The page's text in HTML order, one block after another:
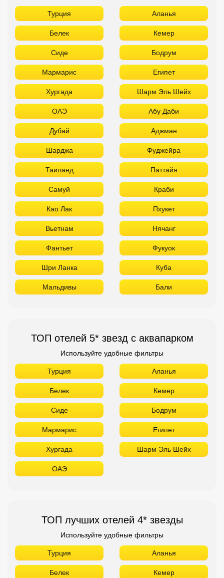
Турция Аланья
Белек Кемер
Сиде Бодрум
Мармарис Египет
Хургада Шарм Эль Шейх
ОАЭ Абу Даби
Дубай Аджман
Шарджа Фуджейра
Таиланд Паттайя
Самуй Краби
Као Лак Пхукет
Вьетнам Нячанг
Фантьет Фукуок
Шри Ланка Куба
Мальдивы Бали
ТОП отелей 5* звезд с аквапарком
Используйте удобные фильтры
Турция Аланья
Белек Кемер
Сиде Бодрум
Мармарис Египет
Хургада Шарм Эль Шейх
ОАЭ
ТОП лучших отелей 4* звезды
Используйте удобные фильтры
Турция Аланья
Белек Кемер